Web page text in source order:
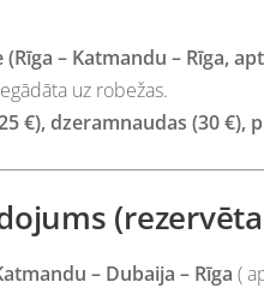
– Katmandu – Rīga,
uz robežas.
€), dzeramnaudas (30 €),
– Dubaija – Rīga (